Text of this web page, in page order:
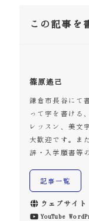
この記事を
篠原遙己
鎌倉市長谷にて
って字を書ける
レッスン、美文
大歓迎です。ま
辞・入学願書等
記事一覧
ウェブサイト
YouTube